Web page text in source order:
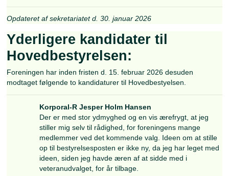
Lippert
selvstændig konsulent inden for offshore vind
beskyttelse af kritisk infrastruktur.
Jeg har ved det Britiske Forsvarsakademi i
gennemført Advanced Command and Staff
Reserves, først som elev og de seneste to år
Directing Staff. Dette har direkte og indirekte
et indgående kendskab til både
at opbygge og fastholde en kompetent
reserveorganisation.
Jeg ser et markant behov for styrket
reserven på alle niveauer – fra grundlæggende
uddannelser til de højeste niveauer for